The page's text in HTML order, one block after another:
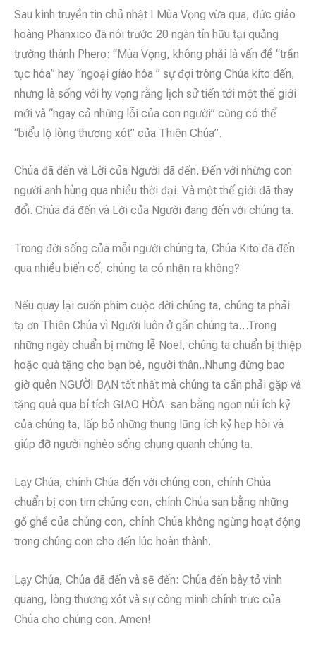
Sau kinh truyền tin chủ nhật I Mùa Vọng vừa qua, đức giáo
hoàng Phanxico đã nói trước 20 ngàn tín hữu tại quảng
trường thánh Phero: “Mùa Vọng, không phải là vấn đề “trần
tục hóa” hay “ngoại giáo hóa ” sự đợi trông Chúa kito đến,
nhưng là sống với hy vọng rằng lịch sử tiến tới một thế giới
mới và “ngay cả những lỗi của con người” cũng có thể
“biểu lộ lòng thương xót” của Thiên Chúa”.
Chúa đã đến và Lời của Người đã đến. Đến với những con
người anh hùng qua nhiều thời đại. Và một thế giới đã thay
đổi. Chúa đã đến và Lời của Người đang đến với chúng ta.
Trong đời sống của mỗi người chúng ta, Chúa Kito đã đến
qua nhiều biến cố, chúng ta có nhận ra không?
Nếu quay lại cuốn phim cuộc đời chúng ta, chúng ta phải
tạ ơn Thiên Chúa vì Người luôn ở gần chúng ta…Trong
những ngày chuẩn bị mừng lễ Noel, chúng ta chuẩn bị thiệp
hoặc quà tặng cho bạn bè, người thân..Nhưng đừng bao
giờ quên NGƯỜI BẠN tốt nhất mà chúng ta cần phải gặp và
tặng quà qua bí tích GIAO HÒA: san bằng ngọn núi ích kỷ
của chúng ta, lấp bỏ những thung lũng ích kỷ hẹp hòi và
giúp đỡ người nghèo sống chung quanh chúng ta.
Lạy Chúa, chính Chúa đến với chúng con, chính Chúa
chuẩn bị con tim chúng con, chính Chúa san bằng những
gồ ghề của chúng con, chính Chúa không ngừng hoạt động
trong chúng con cho đến lúc hoàn thành.
Lạy Chúa, Chúa đã đến và sẽ đến: Chúa đến bày tỏ vinh
quang, lòng thương xót và sự công minh chính trực của
Chúa cho chúng con. Amen!